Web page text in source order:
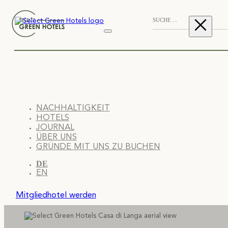
NACHHALTIGKEIT
HOTELS
JOURNAL
ÜBER UNS
GRÜNDE MIT UNS ZU BUCHEN
DE
EN
Mitgliedhotel werden